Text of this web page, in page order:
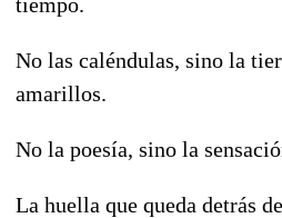
No las caléndulas, sino la
amarillos.
No la poesía, sino la
La huella que queda detrás